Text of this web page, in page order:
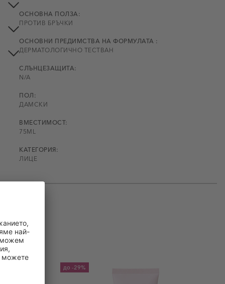
ОСНОВНА ПОЛЗА:
ПРОТИВ БРЪЧКИ
ОСНОВНИ ПРЕДИМСТВА НА ФОРМУЛАТА :
ДЕРМАТОЛОГИЧНО ТЕСТВАН
СЛЪНЦЕЗАЩИТА:
N/A
ПОЛ:
ДАМСКИ
ВМЕСТИМОСТ:
75ML
КАТЕГОРИЯ:
ЛИЦЕ
до -29%